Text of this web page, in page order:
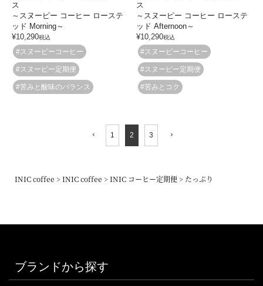
ス
～スヌーピー コーヒー ローステ
ッド Morning～
¥10,290税込
#スヌーピーコーヒー
#スヌーピー定期便
#苦みと酸味のバランス
ス
～スヌーピー コーヒー ローステ
ッド Afternoon～
¥10,290税込
#スヌーピーコーヒー
#スヌーピー定期便
#苦みとコク
1 2 3
INIC coffee INIC coffee INIC コーヒー定期便 たっぷり
ブランドから探す